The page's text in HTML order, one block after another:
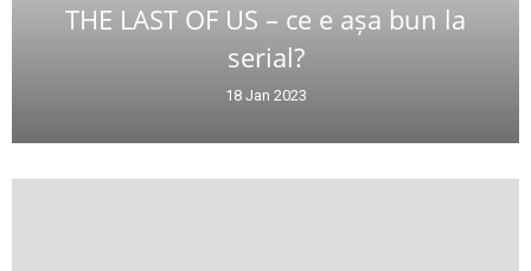
THE LAST OF US – ce e așa bun la
serial?
18 Jan 2023